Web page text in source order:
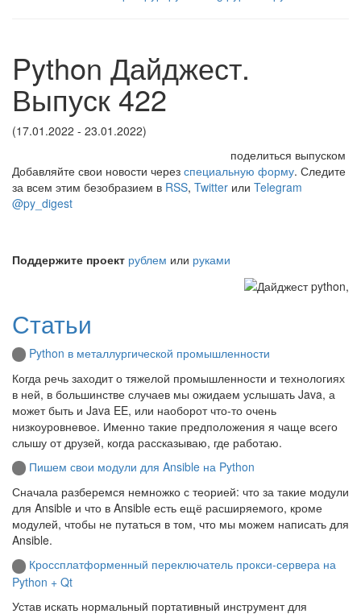
Python Дайджест.
Выпуск 422
(17.01.2022 - 23.01.2022)
поделиться выпуском
Добавляйте свои новости через специальную форму. Следите
за всем этим безобразием в RSS, Twitter или Telegram
@py_digest
Поддержите проект рублем или руками
Статьи
Python в металлургической промышленности
Когда речь заходит о тяжелой промышленности и технологиях
в ней, в большинстве случаев мы ожидаем услышать Java, а
может быть и Java EE, или наоборот что-то очень
низкоуровневое. Именно такие предположения я чаще всего
слышу от друзей, когда рассказываю, где работаю.
Пишем свои модули для Ansible на Python
Сначала разберемся немножко с теорией: что за такие модули
для Ansible и что в Ansible есть ещё расширяемого, кроме
модулей, чтобы не путаться в том, что мы можем написать для
Ansible.
Кроссплатформенный переключатель прокси-сервера на
Python + Qt
Устав искать нормальный портативный инструмент для